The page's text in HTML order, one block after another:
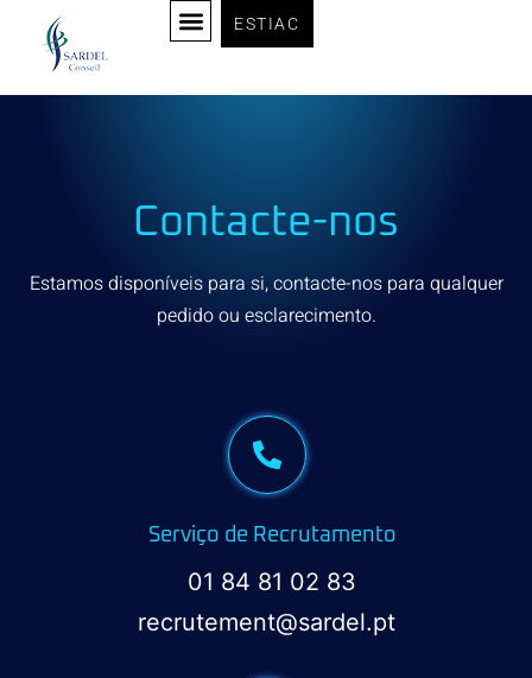
ESTIAC
Contacte-nos
Estamos disponíveis para si, contacte-nos para qualquer
pedido ou esclarecimento.
Serviço de Recrutamento
01 84 81 02 83
recrutement@sardel.pt